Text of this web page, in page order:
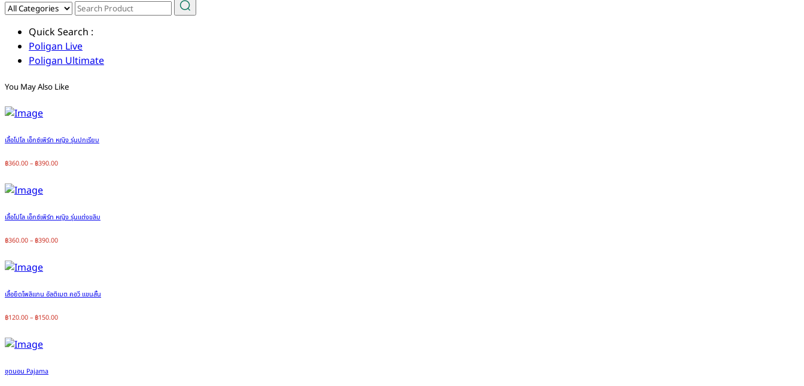
Quick Search :
Poligan Live
Poligan Ultimate
You May Also Like
เสื้อโปโล เอ็กซ์เพิร์ท หญิง รุ่นปกเรียบ
฿360.00 – ฿390.00
เสื้อโปโล เอ็กซ์เพิร์ท หญิง รุ่นแต่งขลิบ
฿360.00 – ฿390.00
เสื้อยืดโพลิแกน อัลติเมต คอวี แขนสั้น
฿120.00 – ฿150.00
ชุดนอน Pajama